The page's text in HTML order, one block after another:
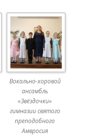
Вокально-хоровой
ансамбль
«Звёздочки»
гимназии святого
преподобного
Амвросия